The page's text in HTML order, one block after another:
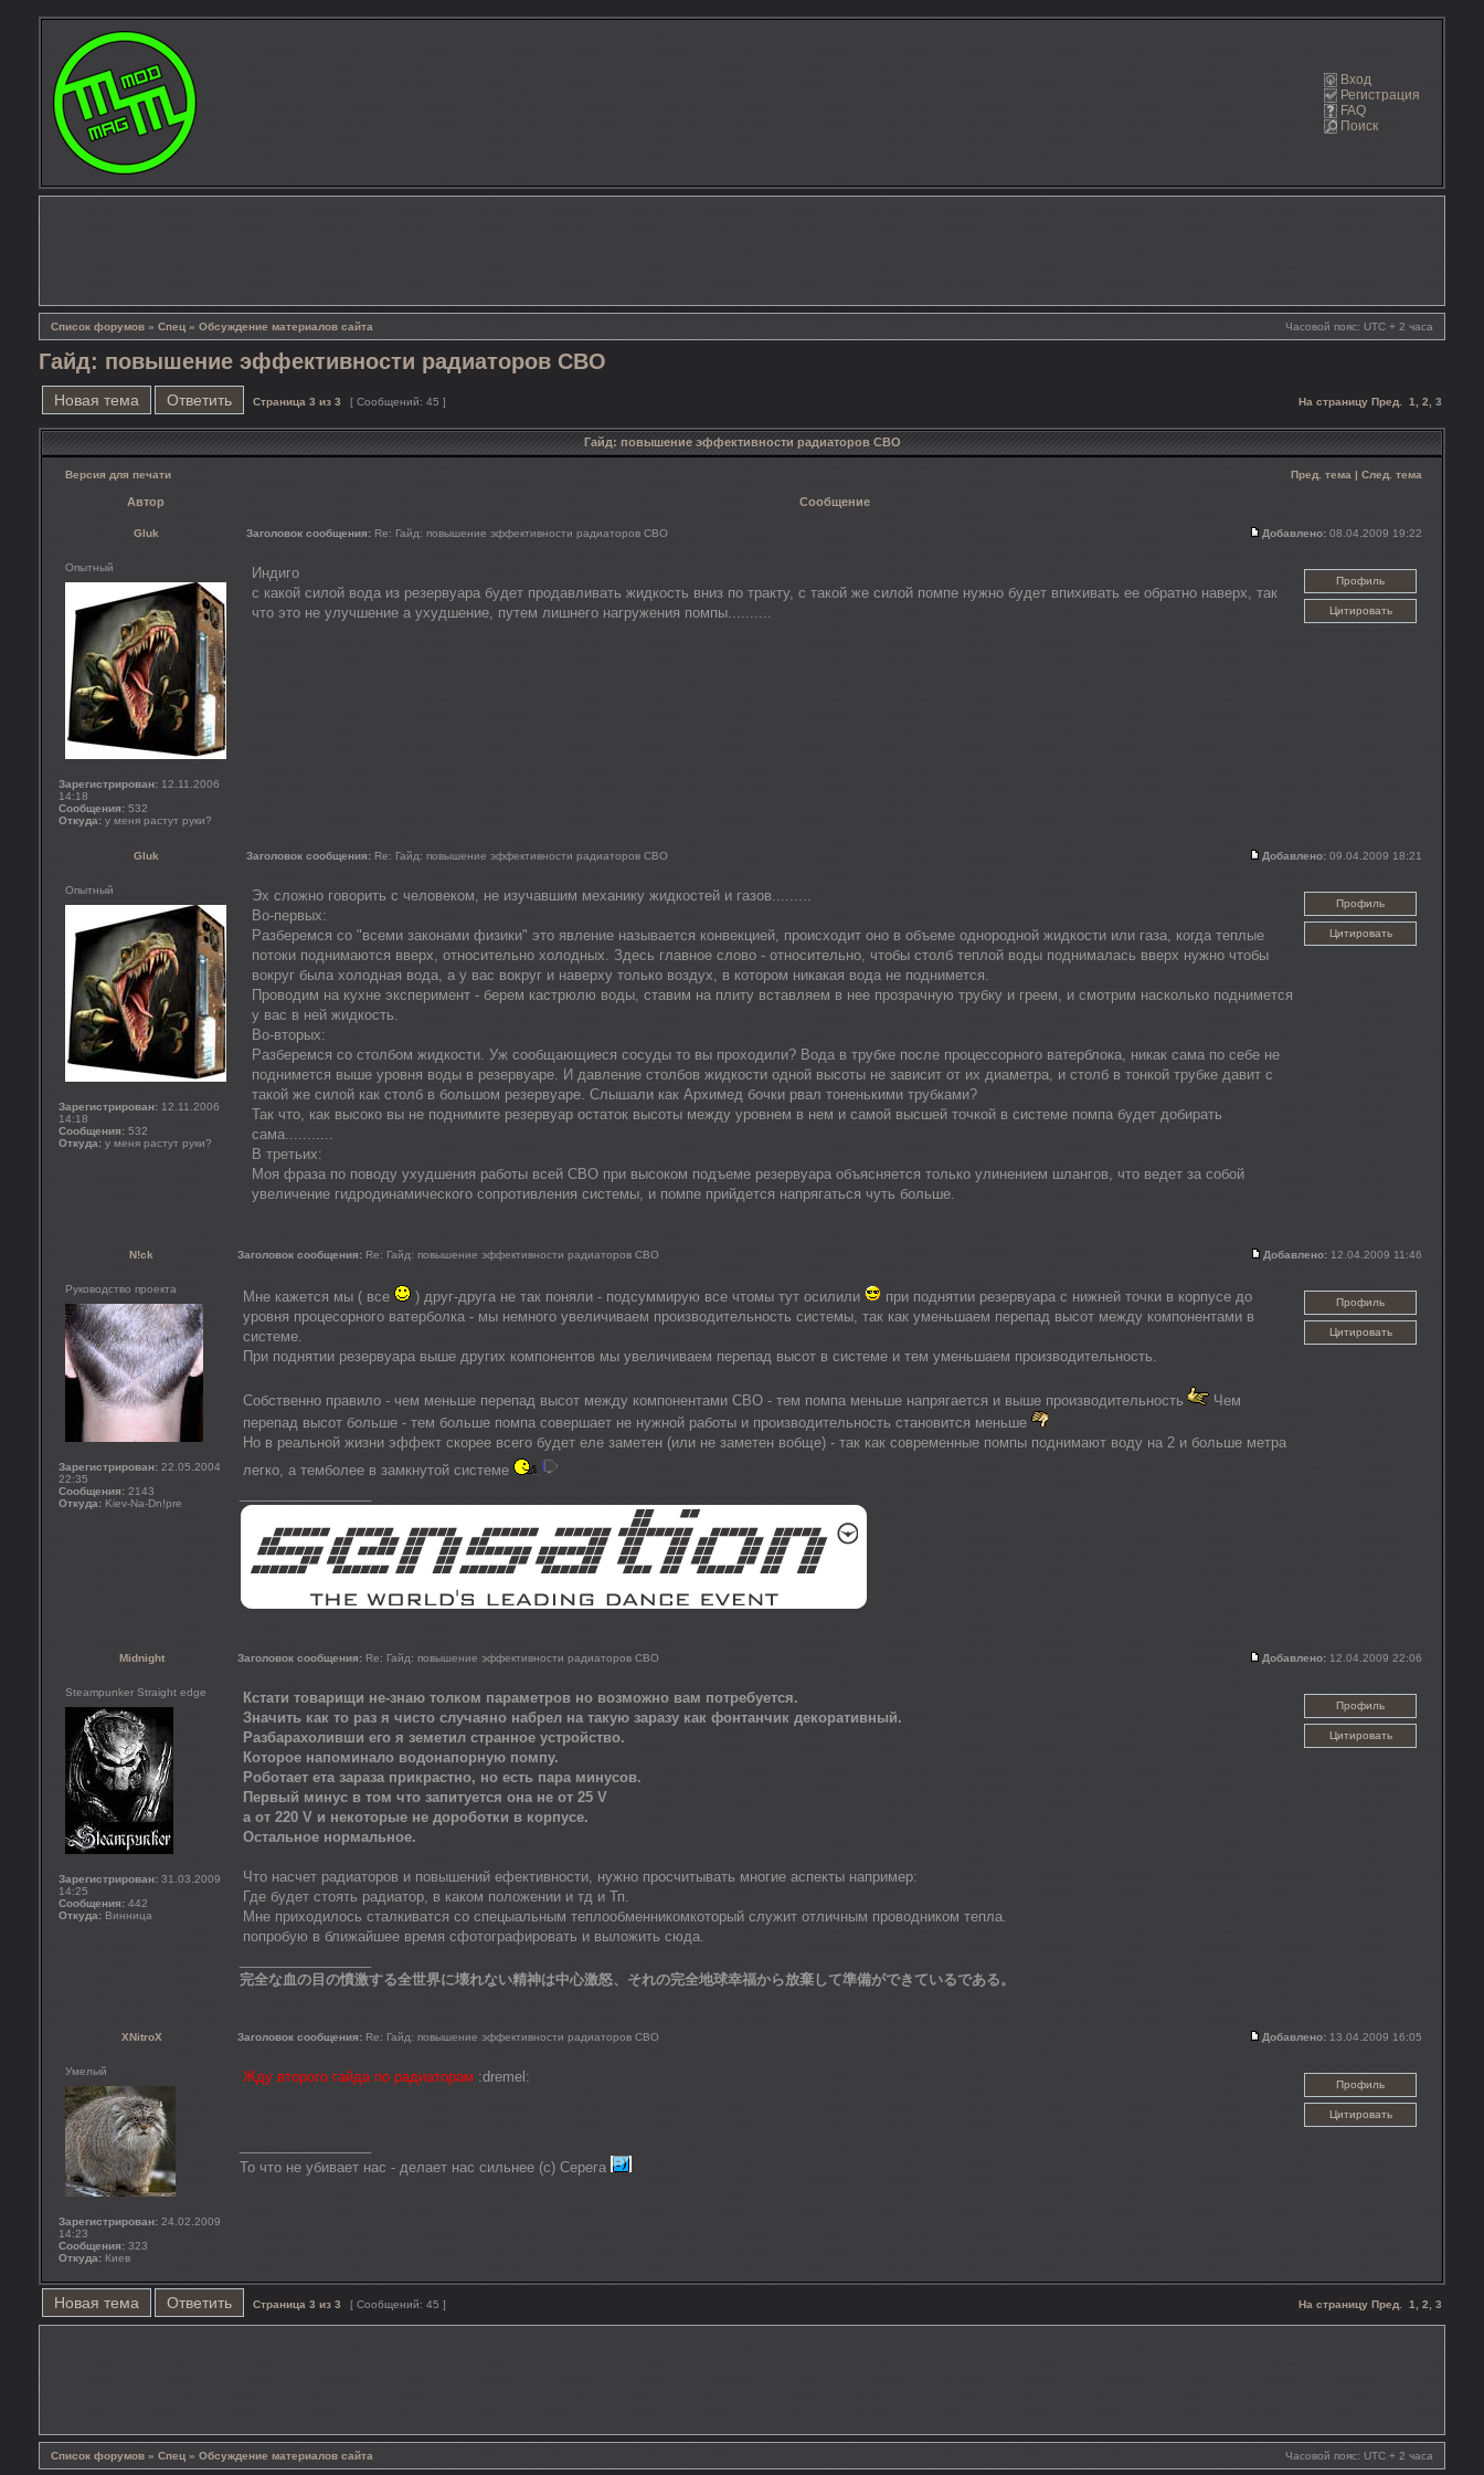
Вход
Регистрация
FAQ
Поиск
Список форумов » Спец » Обсуждение материалов сайта Часовой пояс: UTC + 2 часа
Гайд: повышение эффективности радиаторов СВО
Новая тема Ответить Страница 3 из 3 [ Сообщений: 45 ] На страницу Пред. 1 2 3
Гайд: повышение эффективности радиаторов СВО
Версия для печати Пред. тема | След. тема
Автор Сообщение
Gluk Заголовок сообщения: Re: Гайд: повышение эффективности радиаторов СВО Добавлено: 08.04.2009 19:22
Опытный
Зарегистрирован: 12.11.2006
14:18
Сообщения: 532
Откуда: у меня растут руки?
Индиго
с какой силой вода из резервуара будет продавливать жидкость вниз по тракту, с такой же силой помпе нужно будет впихивать ее обратно наверх, так
что это не улучшение а ухудшение, путем лишнего нагружения помпы..........
Профиль
Цитировать
Gluk Заголовок сообщения: Re: Гайд: повышение эффективности радиаторов СВО Добавлено: 09.04.2009 18:21
Опытный
Зарегистрирован: 12.11.2006
14:18
Сообщения: 532
Откуда: у меня растут руки?
Эх сложно говорить с человеком, не изучавшим механику жидкостей и газов.........
Во-первых:
Разберемся со "всеми законами физики" это явление называется конвекцией, происходит оно в объеме однородной жидкости или газа, когда теплые
потоки поднимаются вверх, относительно холодных. Здесь главное слово - относительно, чтобы столб теплой воды поднималась вверх нужно чтобы
вокруг была холодная вода, а у вас вокруг и наверху только воздух, в котором никакая вода не поднимется.
Проводим на кухне эксперимент - берем кастрюлю воды, ставим на плиту вставляем в нее прозрачную трубку и греем, и смотрим насколько поднимется
у вас в ней жидкость.
Во-вторых:
Разберемся со столбом жидкости. Уж сообщающиеся сосуды то вы проходили? Вода в трубке после процессорного ватерблока, никак сама по себе не
поднимется выше уровня воды в резервуаре. И давление столбов жидкости одной высоты не зависит от их диаметра, и столб в тонкой трубке давит с
такой же силой как столб в большом резервуаре. Слышали как Архимед бочки рвал тоненькими трубками?
Так что, как высоко вы не поднимите резервуар остаток высоты между уровнем в нем и самой высшей точкой в системе помпа будет добирать
сама...........
В третьих:
Моя фраза по поводу ухудшения работы всей СВО при высоком подъеме резервуара объясняется только улинением шлангов, что ведет за собой
увеличение гидродинамического сопротивления системы, и помпе прийдется напрягаться чуть больше.
Профиль
Цитировать
N!ck Заголовок сообщения: Re: Гайд: повышение эффективности радиаторов СВО Добавлено: 12.04.2009 11:46
Руководство проекта
Зарегистрирован: 22.05.2004
22:35
Сообщения: 2143
Откуда: Kiev-Na-Dn!pre
Мне кажется мы ( все ) друг-друга не так поняли - подсуммирую все чтомы тут осилили
при поднятии резервуара с нижней точки в корпусе до
уровня процесорного ватерболка - мы немного увеличиваем производительность системы, так как уменьшаем перепад высот между компонентами в
системе.
При поднятии резервуара выше других компонентов мы увеличиваем перепад высот в системе и тем уменьшаем производительность.
Собственно правило - чем меньше перепад высот между компонентами СВО - тем помпа меньше напрягается и выше производительность
Чем
перепад высот больше - тем больше помпа совершает не нужной работы и производительность становится меньше
Но в реальной жизни эффект скорее всего будет еле заметен (или не заметен вобще) - так как современные помпы поднимают воду на 2 и больше метра
легко, а темболее в замкнутой системе
Профиль
Цитировать
Midnight Заголовок сообщения: Re: Гайд: повышение эффективности радиаторов СВО Добавлено: 12.04.2009 22:06
Steampunker Straight edge
Зарегистрирован: 31.03.2009
14:25
Сообщения: 442
Откуда: Винница
Кстати товарищи не-знаю толком параметров но возможно вам потребуется.
Значить как то раз я чисто случаяно набрел на такую заразу как фонтанчик декоративный.
Разбарахоливши его я земетил странное устройство.
Которое напоминало водонапорную помпу.
Роботает ета зараза прикрастно, но есть пара минусов.
Первый минус в том что запитуется она не от 25 V
а от 220 V и некоторые не дороботки в корпусе.
Остальное нормальное.
Что насчет радиаторов и повышений ефективности, нужно просчитывать многие аспекты например:
Где будет стоять радиатор, в каком положении и тд и Тп.
Мне приходилось сталкиватся со спецыальным теплообменникомкоторый служит отличным проводником тепла.
попробую в ближайшее время сфотографировать и выложить сюда.
Профиль
Цитировать
完全な血の目の憤激する全世界に壊れない精神は中心激怒、それの完全地球幸福から放棄して準備ができているである。
XNitroX Заголовок сообщения: Re: Гайд: повышение эффективности радиаторов СВО Добавлено: 13.04.2009 16:05
Умелый
Зарегистрирован: 24.02.2009
14:23
Сообщения: 323
Откуда: Киев
Жду второго гайда по радиаторам :dremel: Профиль
Цитировать
То что не убивает нас - делает нас сильнее (с) Серега
Новая тема Ответить Страница 3 из 3 [ Сообщений: 45 ] На страницу Пред. 1 2 3
Список форумов » Спец » Обсуждение материалов сайта Часовой пояс: UTC + 2 часа